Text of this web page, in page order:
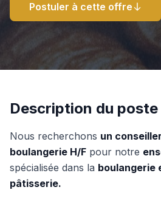
Postuler à cette offre
Description du poste
Nous recherchons un
boulangerie H/F pour notre
spécialisée dans la boulangerie
pâtisserie.